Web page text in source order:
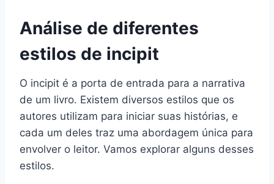
Análise de diferentes
estilos de incipit
O incipit é a porta de entrada para a narrativa
de um livro. Existem diversos estilos que os
autores utilizam para iniciar suas histórias, e
cada um deles traz uma abordagem única para
envolver o leitor. Vamos explorar alguns desses
estilos.